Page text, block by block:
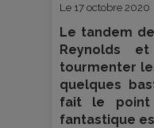
Le 17 octobre 2020
Le tandem
Reynolds
tourmenter
quelques
fait le point
fantastique